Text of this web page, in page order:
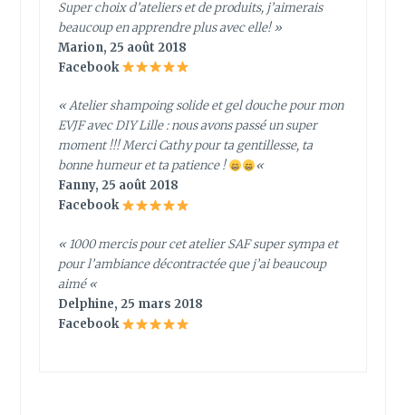
Super choix d’ateliers et de produits, j’aimerais
beaucoup en apprendre plus avec elle! »
Marion, 25 août 2018
Facebook
« Atelier shampoing solide et gel douche pour mon
EVJF avec DIY Lille : nous avons passé un super
moment !!! Merci Cathy pour ta gentillesse, ta
bonne humeur et ta patience !
«
Fanny, 25 août 2018
Facebook
« 1000 mercis pour cet atelier SAF super sympa et
pour l’ambiance décontractée que j’ai beaucoup
aimé«
Delphine, 25 mars 2018
Facebook